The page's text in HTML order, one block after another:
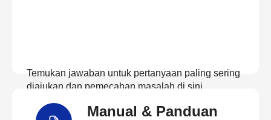
Temukan jawaban untuk pertanyaan paling sering
diajukan dan pemecahan masalah di sini
Manual & Panduan